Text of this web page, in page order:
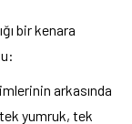
bir kenara
arkasında
yumruk, tek